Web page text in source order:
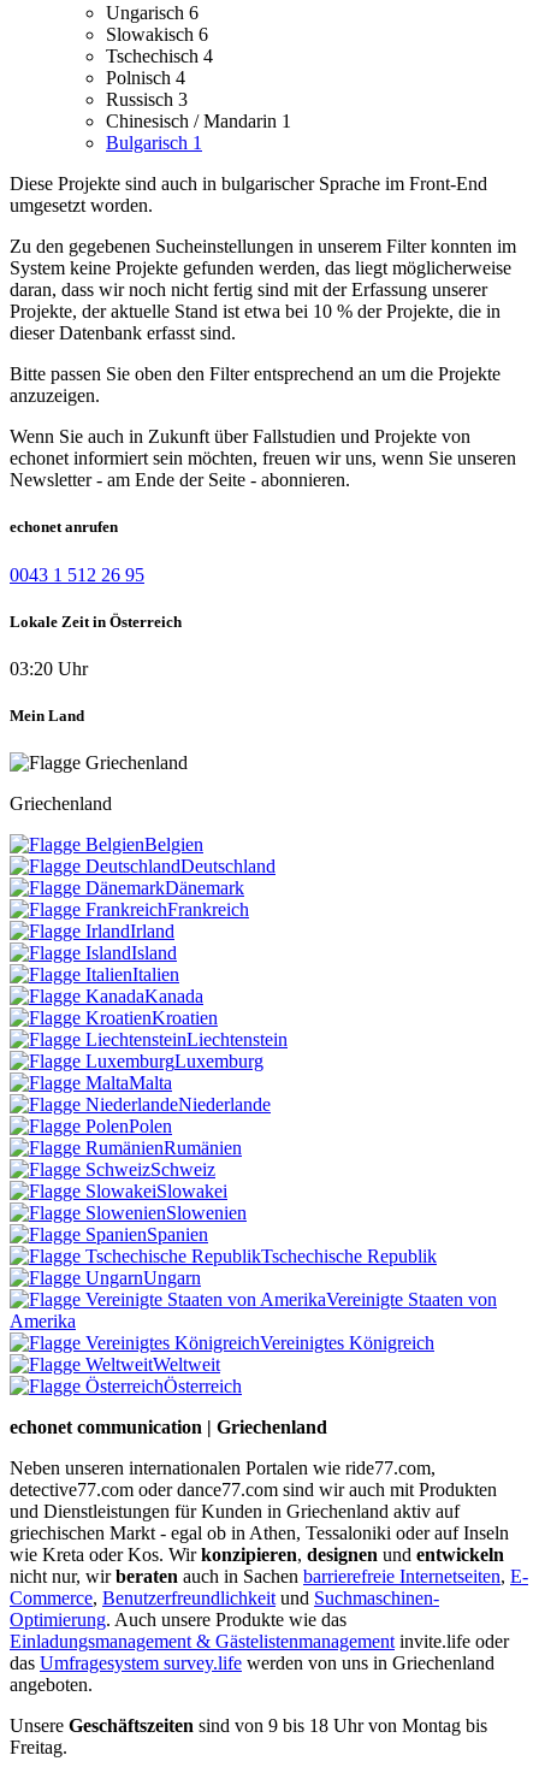
Ungarisch 6
Slowakisch 6
Tschechisch 4
Polnisch 4
Russisch 3
Chinesisch / Mandarin 1
Bulgarisch 1
Diese Projekte sind auch in bulgarischer Sprache im Front-End
umgesetzt worden.
Zu den gegebenen Sucheinstellungen in unserem Filter konnten im
System keine Projekte gefunden werden, das liegt möglicherweise
daran, dass wir noch nicht fertig sind mit der Erfassung unserer
Projekte, der aktuelle Stand ist etwa bei 10 % der Projekte, die in
dieser Datenbank erfasst sind.
Bitte passen Sie oben den Filter entsprechend an um die Projekte
anzuzeigen.
Wenn Sie auch in Zukunft über Fallstudien und Projekte von
echonet informiert sein möchten, freuen wir uns, wenn Sie unseren
Newsletter - am Ende der Seite - abonnieren.
echonet anrufen
0043 1 512 26 95
Lokale Zeit in Österreich
03:20 Uhr
Mein Land
Griechenland
Belgien
Deutschland
Dänemark
Frankreich
Irland
Island
Italien
Kanada
Kroatien
Liechtenstein
Luxemburg
Malta
Niederlande
Polen
Rumänien
Schweiz
Slowakei
Slowenien
Spanien
Tschechische Republik
Ungarn
Vereinigte Staaten von
Amerika
Vereinigtes Königreich
Weltweit
Österreich
echonet communication | Griechenland
Neben unseren internationalen Portalen wie ride77.com,
detective77.com oder dance77.com sind wir auch mit Produkten
und Dienstleistungen für Kunden in Griechenland aktiv auf
griechischen Markt - egal ob in Athen, Tessaloniki oder auf Inseln
wie Kreta oder Kos. Wirkonzipieren, designen und entwickeln
nicht nur, wirberaten auch in Sachen barrierefreie Internetseiten, E-
Commerce, Benutzerfreundlichkeit und Suchmaschinen-
Optimierung. Auch unsere Produkte wie das
Einladungsmanagement & Gästelistenmanagement invite.life oder
das Umfragesystem survey.life werden von uns in Griechenland
angeboten.
Unsere Geschäftszeiten sind von 9 bis 18 Uhr von Montag bis
Freitag.